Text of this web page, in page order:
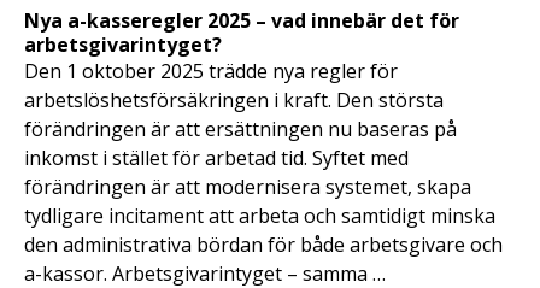
Nya a-kasseregler 2025 – vad innebär det för
arbetsgivarintyget?
Den 1 oktober 2025 trädde nya regler för
arbetslöshetsförsäkringen i kraft. Den största
förändringen är att ersättningen nu baseras på
inkomst i stället för arbetad tid. Syftet med
förändringen är att modernisera systemet, skapa
tydligare incitament att arbeta och samtidigt minska
den administrativa bördan för både arbetsgivare och
a-kassor. Arbetsgivarintyget – samma …